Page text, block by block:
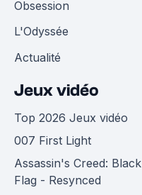
Obsession
L'Odyssée
Actualité
Jeux vidéo
Top 2026 Jeux vidéo
007 First Light
Assassin's Creed: Black
Flag - Resynced